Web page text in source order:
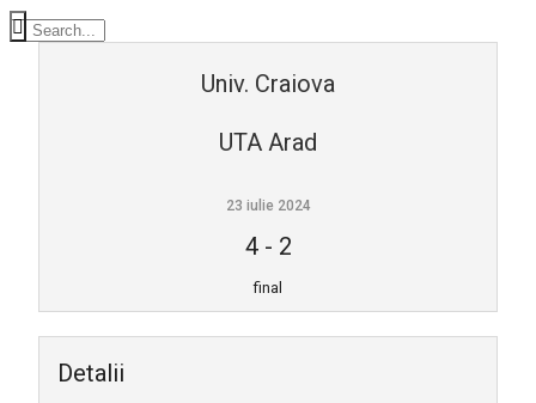
Univ. Craiova
UTA Arad
23 iulie 2024
4- 2
final
Detalii